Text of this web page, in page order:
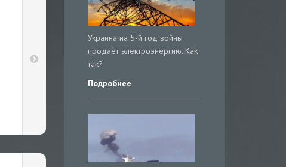
Украина на 5-й год войны
продаёт электроэнергию. Как
так?
Подробнее